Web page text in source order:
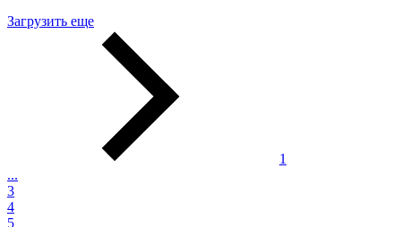
Загрузить еще
1
...
3
4
5